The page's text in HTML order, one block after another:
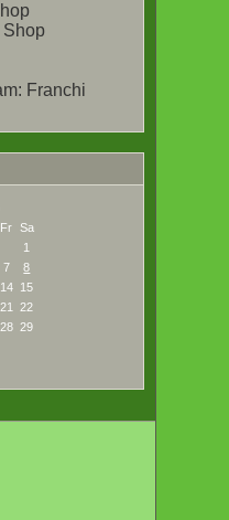
Shop
Franchi
Fr Sa
1
7
8
14 15
21
22
28 29